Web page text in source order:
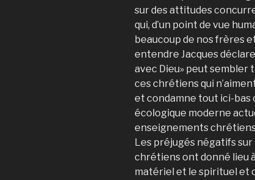
sur des attitudes
qui, d’un point de vue
beaucoup de nos frères
entendre Jacques
avec Dieu» peut sembler
ces chrétiens qui
et condamne tout ici-bas
écologique moderne
enseignements
Les préjugés négatifs
chrétiens ont donné lieu
matériel et le spirituel et